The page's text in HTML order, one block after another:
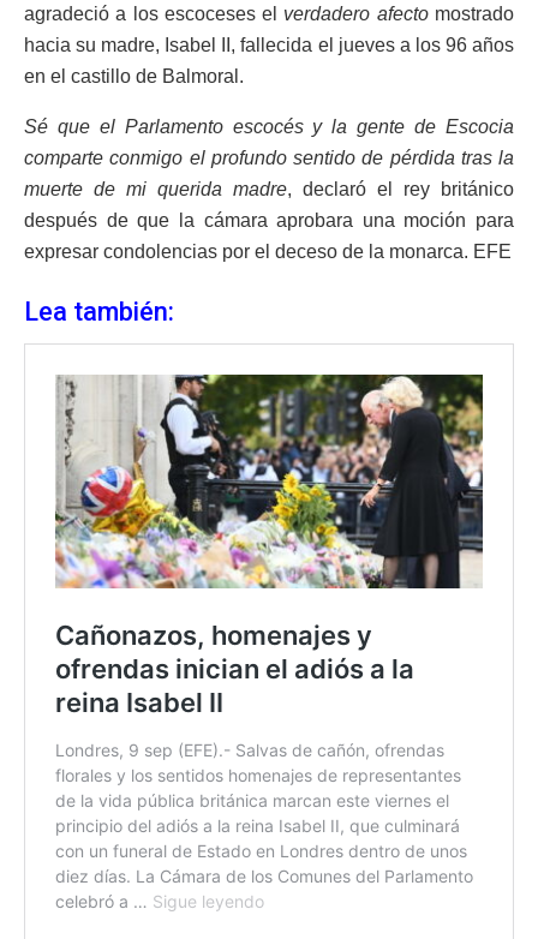
agradeció a los escoceses el verdadero afectomostrado
hacia su madre, Isabel II, fallecida el jueves a los 96 años
en el castillo de Balmoral.
Sé que el Parlamento escocés y la gente de Escocia
comparte conmigo el profundo sentido de pérdida tras la
muerte de mi querida madre, declaró el rey británico
después de que la cámara aprobara una moción para
expresar condolencias por el deceso de la monarca. EFE
Lea también: